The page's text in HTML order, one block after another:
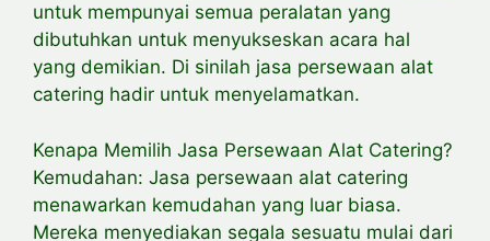
untuk mempunyai semua peralatan yang
dibutuhkan untuk menyukseskan acara hal
yang demikian. Di sinilah jasa persewaan alat
catering hadir untuk menyelamatkan.
Kenapa Memilih Jasa Persewaan Alat Catering?
Kemudahan: Jasa persewaan alat catering
menawarkan kemudahan yang luar biasa.
Mereka menyediakan segala sesuatu mulai dari